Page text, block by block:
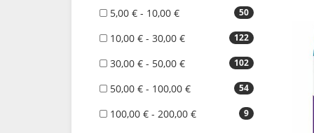
50
5,00 € - 10,00 €
122
10,00 € - 30,00 €
102
30,00 € - 50,00 €
54
50,00 € - 100,00 €
9
100,00 € - 200,00 €